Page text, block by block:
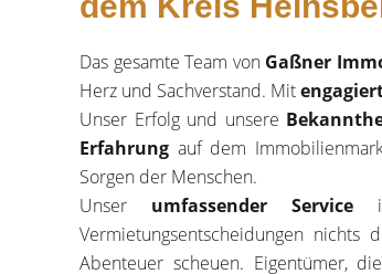
Das gesamte Team von Gaßner
Herz und Sachverstand. Mit
Unser Erfolg und unsere
Erfahrung auf dem
Sorgen der Menschen.
Unser umfassender Service
Vermietungsentscheidungen
Abenteuer scheuen. Eigentümer,